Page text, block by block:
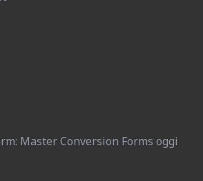
Master Conversion Forms oggi